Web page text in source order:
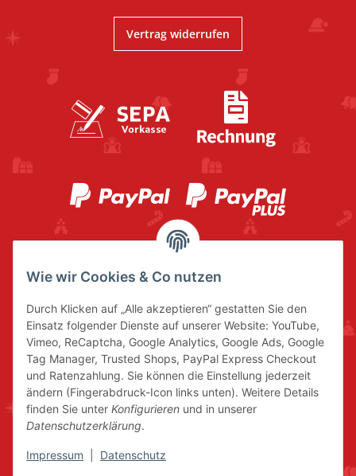
Vertrag widerrufen
Wie wir Cookies & Co nutzen
Durch Klicken auf „Alle akzeptieren“ gestatten Sie den
Einsatz folgender Dienste auf unserer Website: YouTube,
Vimeo, ReCaptcha, Google Analytics, Google Ads, Google
Tag Manager, Trusted Shops, PayPal Express Checkout
und Ratenzahlung. Sie können die Einstellung jederzeit
ändern (Fingerabdruck-Icon links unten). Weitere Details
finden Sie unter Konfigurieren und in unserer
Datenschutzerklärung.
Impressum Datenschutz